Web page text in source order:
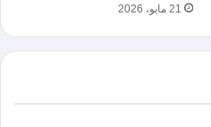
21 مايو، 2026